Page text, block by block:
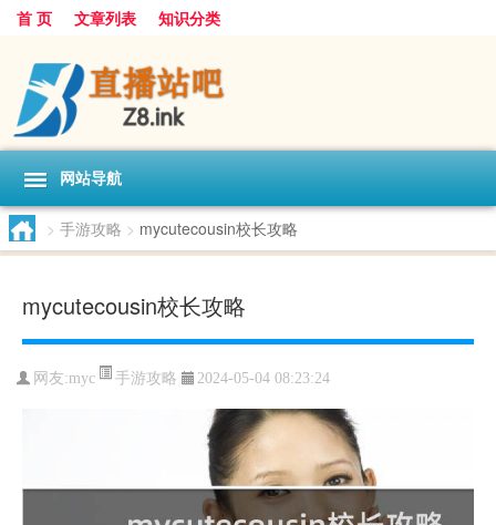
首 页 文章列表 知识分类
网站导航
> 手游攻略 > mycutecousin校长攻略
mycutecousin校长攻略
网友:myc 手游攻略 2024-05-04 08:23:24